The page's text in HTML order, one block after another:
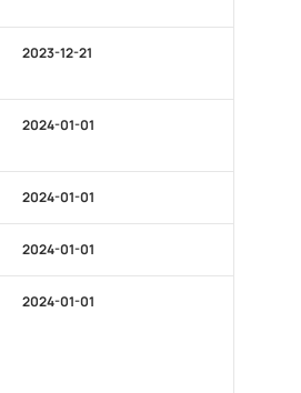
2023-12-21
2024-01-01
2024-01-01
2024-01-01
2024-01-01